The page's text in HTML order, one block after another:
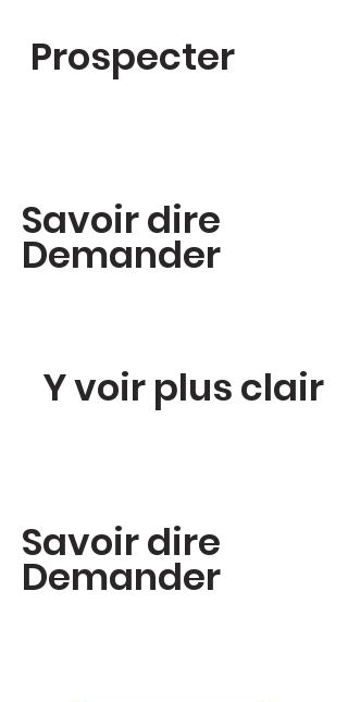
Prospecter
Savoir dire
Demander
Y voir plus clair
Savoir dire
Demander